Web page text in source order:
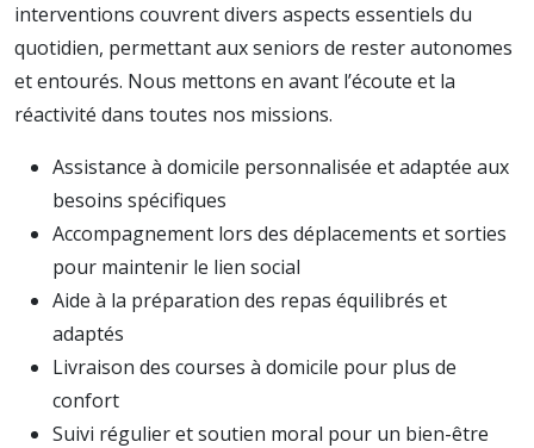
interventions couvrent divers aspects essentiels du
quotidien, permettant aux seniors de rester autonomes
et entourés. Nous mettons en avant l’écoute et la
réactivité dans toutes nos missions.
Assistance à domicile personnalisée et adaptée aux
besoins spécifiques
Accompagnement lors des déplacements et sorties
pour maintenir le lien social
Aide à la préparation des repas équilibrés et
adaptés
Livraison des courses à domicile pour plus de
confort
Suivi régulier et soutien moral pour un bien-être